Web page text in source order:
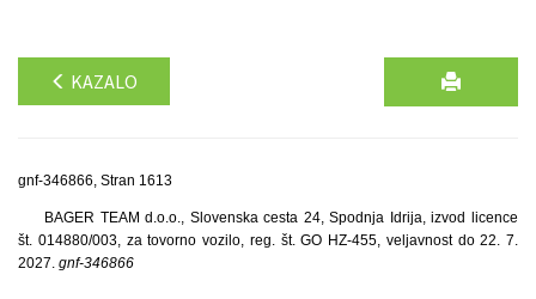
KAZALO
gnf-346866, Stran 1613
BAGER TEAM d.o.o., Slovenska cesta 24, Spodnja Idrija, izvod licence
št. 014880/003, za tovorno vozilo, reg. št. GO HZ-455, veljavnost do 22. 7.
2027. gnf-346866